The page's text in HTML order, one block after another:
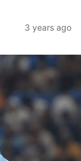
3 years ago